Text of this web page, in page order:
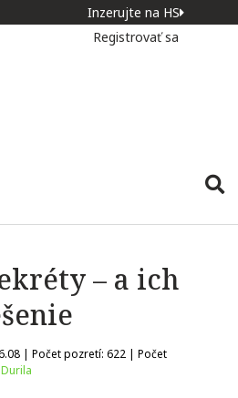
Inzerujte na HS
Registrovať sa
– a ich
| Počet pozretí: 622 | Počet